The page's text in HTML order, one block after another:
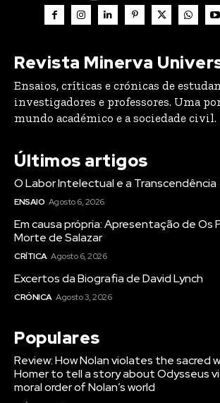
Revista Minerva
Ensaios, críticas e crónicas de
investigadores e professores. Uma
mundo académico e a sociedade civil.
Últimos artigos
O Labor Intelectual e a Transcendência
ENSAIO Agosto 6, 2026
Em causa própria: Apresentação de Os
Morte de Salazar
CRÍTICA Agosto 6, 2026
Excertos da Biografia de David Lynch
CRÓNICA Agosto 3, 2026
Populares
Review: How Nolan violates the sacred
Homer to tell a story about Odysseus
moral order of Nolan’s world